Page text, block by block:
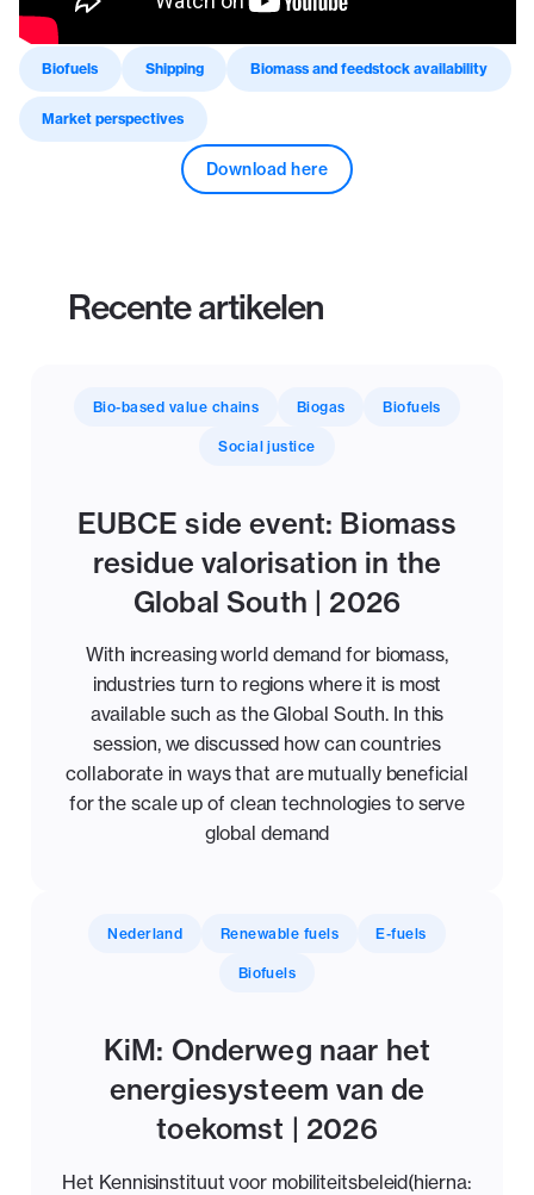
Biofuels Shipping Biomass and feedstock availability
Market perspectives
Download here
Recente artikelen
Bio-based value chains Biogas Biofuels
Social justice
EUBCE side event: Biomass
residue valorisation in the
Global South | 2026
With increasing world demand for biomass,
industries turn to regions where it is most
available such as the Global South. In this
session, we discussed how can countries
collaborate in ways that are mutually beneficial
for the scale up of clean technologies to serve
global demand
Nederland Renewable fuels E-fuels
Biofuels
KiM: Onderweg naar het
energiesysteem van de
toekomst | 2026
Het Kennisinstituut voor mobiliteitsbeleid(hierna: